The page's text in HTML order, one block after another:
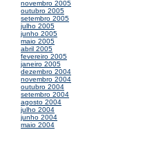
novembro 2005
outubro 2005
setembro 2005
julho 2005
junho 2005
maio 2005
abril 2005
fevereiro 2005
janeiro 2005
dezembro 2004
novembro 2004
outubro 2004
setembro 2004
agosto 2004
julho 2004
junho 2004
maio 2004